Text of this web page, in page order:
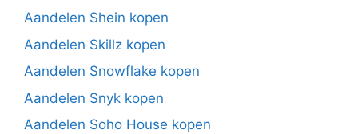
Aandelen Shein kopen
Aandelen Skillz kopen
Aandelen Snowflake kopen
Aandelen Snyk kopen
Aandelen Soho House kopen